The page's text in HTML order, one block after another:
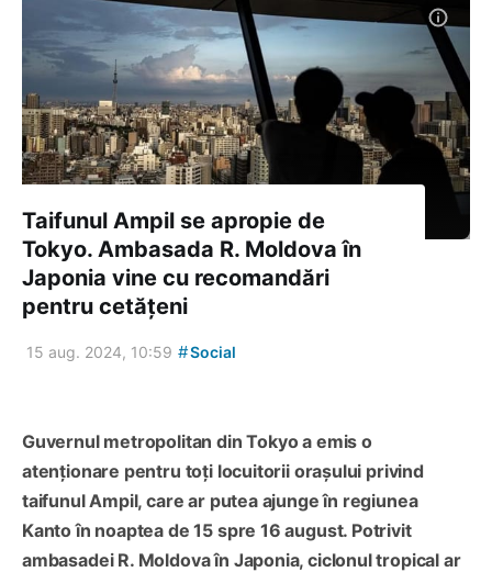
Taifunul Ampil se apropie de
Tokyo. Ambasada R. Moldova în
Japonia vine cu recomandări
pentru cetățeni
15 aug. 2024, 10:59 #Social
Guvernul metropolitan din Tokyo a emis o
atenționare pentru toți locuitorii orașului privind
taifunul Ampil, care ar putea ajunge în regiunea
Kanto în noaptea de 15 spre 16 august. Potrivit
ambasadei R. Moldova în Japonia, ciclonul tropical ar